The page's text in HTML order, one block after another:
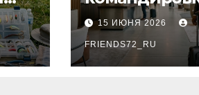
основные
критерии
15 ИЮНЯ 2026
FRIENDS72_RU